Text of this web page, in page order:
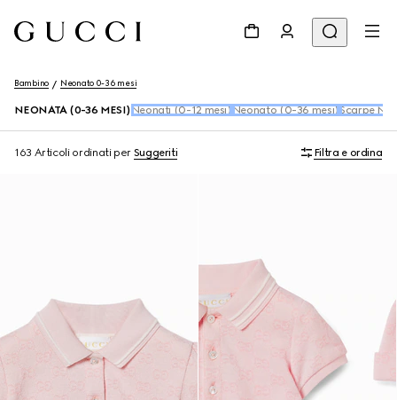
Bambino Neonato 0-36 mesi
NEONATA (0-36 MESI) Neonati (0-12 mesi) Neonato (0-36 mesi) Scarpe
163 Articoli ordinati per Suggeriti Filtra e ordina